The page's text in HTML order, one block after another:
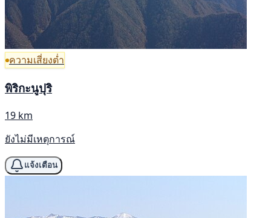
ความเสี่ยงต่ำ
พิริกะนูปุริ
19 km
ยังไม่มีเหตุการณ์
แจ้งเตือน